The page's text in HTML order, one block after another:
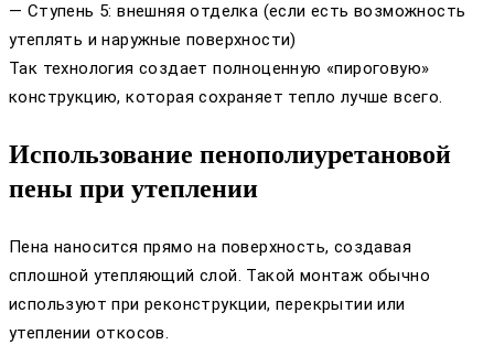
— Ступень 5: внешняя отделка (если есть возможность
утеплять и наружные поверхности)
Так технология создает полноценную «пироговую»
конструкцию, которая сохраняет тепло лучше всего.
Использование пенополиуретановой
пены при утеплении
Пена наносится прямо на поверхность, создавая
сплошной утепляющий слой. Такой монтаж обычно
используют при реконструкции, перекрытии или
утеплении откосов.